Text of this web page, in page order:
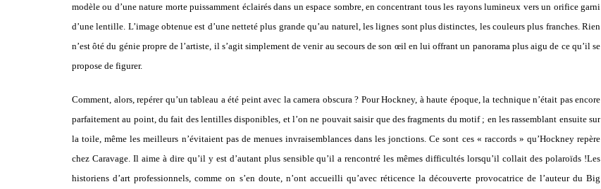
modèle ou d’une nature morte puissamment éclairés dans un espace sombre, en concentrant tous les rayons lumineux vers un orifice garni
d’une lentille. L’image obtenue est d’une netteté plus grande qu’au naturel, les lignes sont plus distinctes, les couleurs plus franches. Rien
n’est ôté du génie propre de l’artiste, il s’agit simplement de venir au secours de son œil en lui offrant un panorama plus aigu de ce qu’il se
propose de figurer.
Comment, alors, repérer qu’un tableau a été peint avec la camera obscura ? Pour Hockney, à haute époque, la technique n’était pas encore
parfaitement au point, du fait des lentilles disponibles, et l’on ne pouvait saisir que des fragments du motif ; en les rassemblant ensuite sur
la toile, même les meilleurs n’évitaient pas de menues invraisemblances dans les jonctions. Ce sont ces « raccords » qu’Hockney repère
chez Caravage. Il aime à dire qu’il y est d’autant plus sensible qu’il a rencontré les mêmes difficultés lorsqu’il collait des polaroïds !Les
historiens d’art professionnels, comme on s’en doute, n’ont accueilli qu’avec réticence la découverte provocatrice de l’auteur du Big